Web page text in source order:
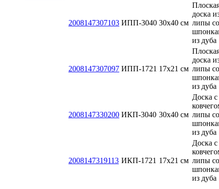
2008147307103 ИПП-3040 30x40 см
доска
липы со
из дуба
2008147307097 ИПП-1721 17х21 см
доска
липы со
из дуба
2008147330200 ИКП-3040 30x40 см
Доска с
липы со
из дуба
2008147319113 ИКП-1721 17х21 см
Доска с
липы со
из дуба